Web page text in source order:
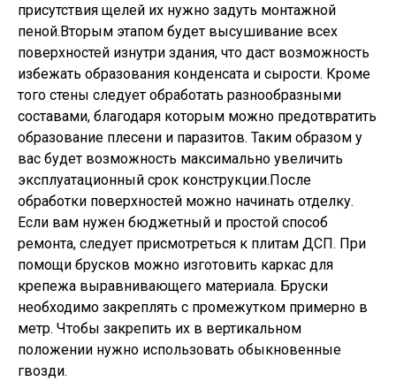
присутствия щелей их нужно задуть монтажной
пеной.Вторым этапом будет высушивание всех
поверхностей изнутри здания, что даст возможность
избежать образования конденсата и сырости. Кроме
того стены следует обработать разнообразными
составами, благодаря которым можно предотвратить
образование плесени и паразитов. Таким образом у
вас будет возможность максимально увеличить
эксплуатационный срок конструкции.После
обработки поверхностей можно начинать отделку.
Если вам нужен бюджетный и простой способ
ремонта, следует присмотреться к плитам ДСП. При
помощи брусков можно изготовить каркас для
крепежа выравнивающего материала. Бруски
необходимо закреплять с промежутком примерно в
метр. Чтобы закрепить их в вертикальном
положении нужно использовать обыкновенные
гвозди.